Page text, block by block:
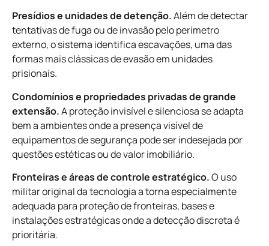
Presídios e unidades de detenção.Além de detectar
tentativas de fuga ou de invasão pelo perímetro
externo, o sistema identifica escavações, uma das
formas mais clássicas de evasão em unidades
prisionais.
Condomínios e propriedades privadas de grande
extensão.A proteção invisível e silenciosa se adapta
bem a ambientes onde a presença visível de
equipamentos de segurança pode ser indesejada por
questões estéticas ou de valor imobiliário.
Fronteiras e áreas de controle estratégico.O uso
militar original da tecnologia a torna especialmente
adequada para proteção de fronteiras, bases e
instalações estratégicas onde a detecção discreta é
prioritária.